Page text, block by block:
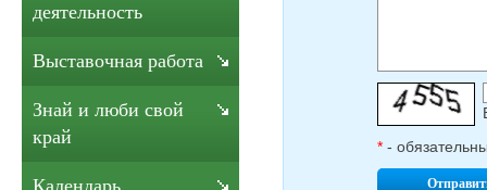
* -
деятельность
Выставочная работа
Знай и люби свой
край
Календарь